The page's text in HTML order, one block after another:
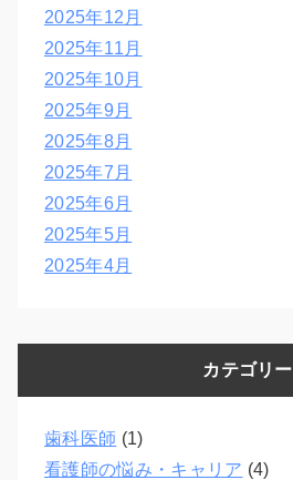
2025年12月
2025年11月
2025年10月
2025年9月
2025年8月
2025年7月
2025年6月
2025年5月
2025年4月
カテゴリー
歯科医師 (1)
看護師の悩み・キャリア (4)